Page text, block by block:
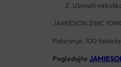
Uzimati
JAMIESON ZINC
Pakiranje: 100 tableta
Pogledajte